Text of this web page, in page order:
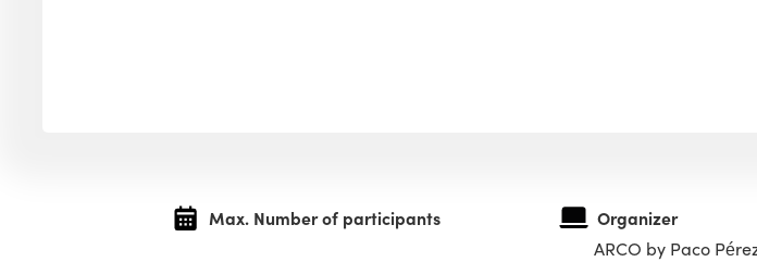
Max. Number of participants
Organizer
ARCO by Paco